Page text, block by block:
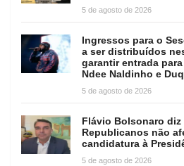
5 de agosto de 2026
Ingressos para o
a ser distribuídos
garantir entrada
Ndee Naldinho e
5 de agosto de 2026
Flávio Bolsonaro
Republicanos não
candidatura à
5 de agosto de 2026